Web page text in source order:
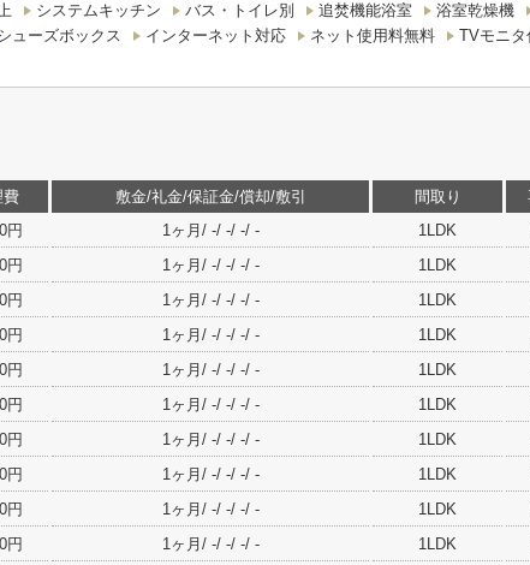
システムキッチン バス・トイレ別 追焚機能浴室 浴室乾燥機
ューズボックス インターネット対応 ネット使用料無料 TVモニタ
費 敷金/礼金/保証金/償却/敷引 間取り
円 1ヶ月/ -/ -/ -/ - 1LDK
円 1ヶ月/ -/ -/ -/ - 1LDK
円 1ヶ月/ -/ -/ -/ - 1LDK
円 1ヶ月/ -/ -/ -/ - 1LDK
円 1ヶ月/ -/ -/ -/ - 1LDK
円 1ヶ月/ -/ -/ -/ - 1LDK
円 1ヶ月/ -/ -/ -/ - 1LDK
円 1ヶ月/ -/ -/ -/ - 1LDK
円 1ヶ月/ -/ -/ -/ - 1LDK
円 1ヶ月/ -/ -/ -/ - 1LDK